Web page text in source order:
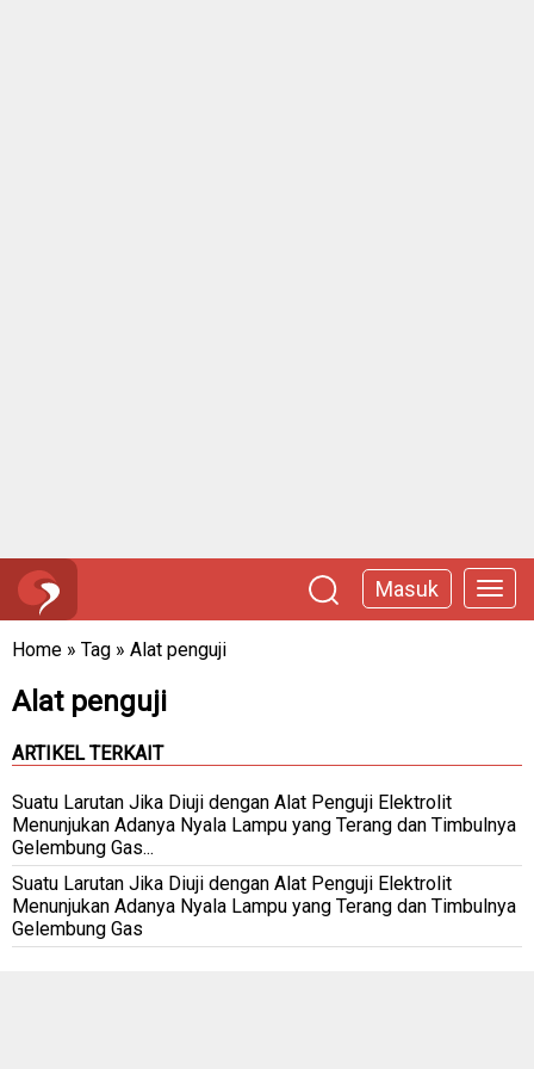
Masuk
Home » Tag » Alat penguji
Alat penguji
ARTIKEL TERKAIT
Suatu Larutan Jika Diuji dengan Alat Penguji Elektrolit
Menunjukan Adanya Nyala Lampu yang Terang dan Timbulnya
Gelembung Gas...
Suatu Larutan Jika Diuji dengan Alat Penguji Elektrolit
Menunjukan Adanya Nyala Lampu yang Terang dan Timbulnya
Gelembung Gas